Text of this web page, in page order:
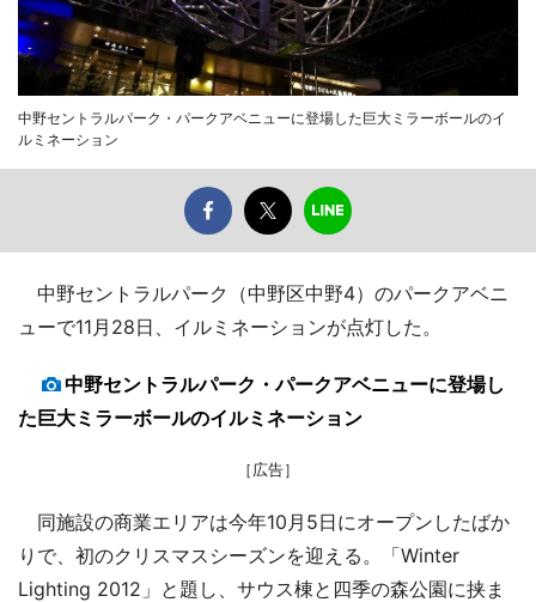
中野セントラルパーク・パークアベニューに登場した巨大ミラーボールのイ
ルミネーション
中野セントラルパーク（中野区中野4）のパークアベニ
ューで11月28日、イルミネーションが点灯した。
中野セントラルパーク・パークアベニューに登場し
た巨大ミラーボールのイルミネーション
［広告］
同施設の商業エリアは今年10月5日にオープンしたばか
りで、初のクリスマスシーズンを迎える。「Winter
Lighting 2012」と題し、サウス棟と四季の森公園に挟ま